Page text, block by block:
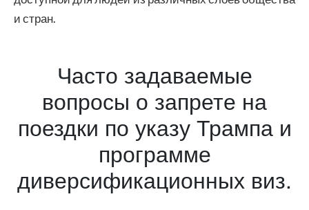
и стран.
Часто задаваемые
вопросы о запрете на
поездки по указу Трампа и
программе
диверсификационных виз.